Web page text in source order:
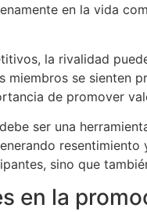
en la vida
la rivalidad
se sienten
de promover
ser una
sino que
en la